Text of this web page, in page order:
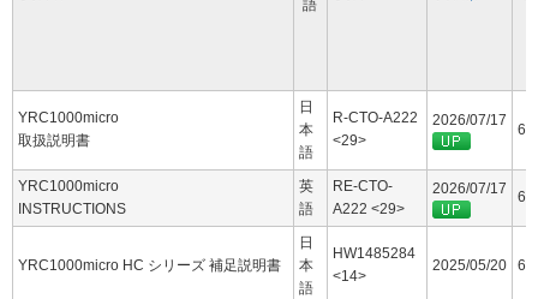
語
YRC1000micro
取扱説明書
日
本
語
R-CTO-A222
<29>
2026/07/17
YRC1000micro
INSTRUCTIONS
英
語
RE-CTO-
A222 <29>
2026/07/17
YRC1000micro HC シリーズ 補足説明書
日
本
語
HW1485284
<14>
2025/05/20